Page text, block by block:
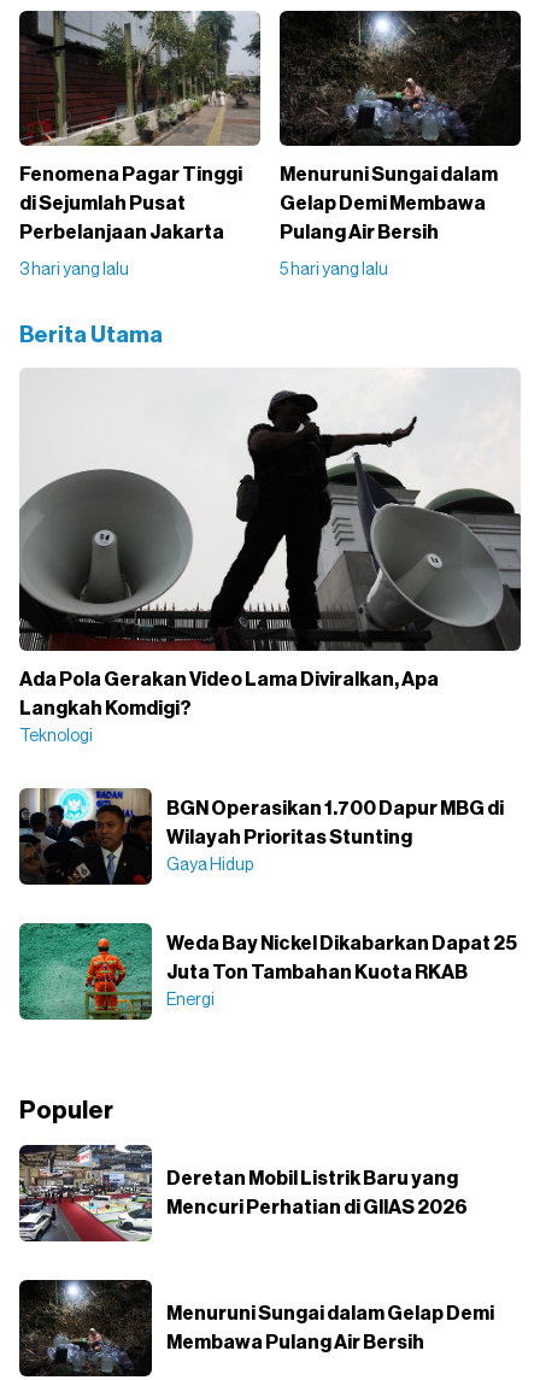
Fenomena Pagar Tinggi
di Sejumlah Pusat
Perbelanjaan Jakarta
3 hari yang lalu
Menuruni Sungai dalam
Gelap Demi Membawa
Pulang Air Bersih
5 hari yang lalu
Berita Utama
Ada Pola Gerakan Video Lama Diviralkan, Apa
Langkah Komdigi?
Teknologi
BGN Operasikan 1.700 Dapur MBG di
Wilayah Prioritas Stunting
Gaya Hidup
Weda Bay Nickel Dikabarkan Dapat 25
Juta Ton Tambahan Kuota RKAB
Energi
Populer
Deretan Mobil Listrik Baru yang
Mencuri Perhatian di GIIAS 2026
Menuruni Sungai dalam Gelap Demi
Membawa Pulang Air Bersih